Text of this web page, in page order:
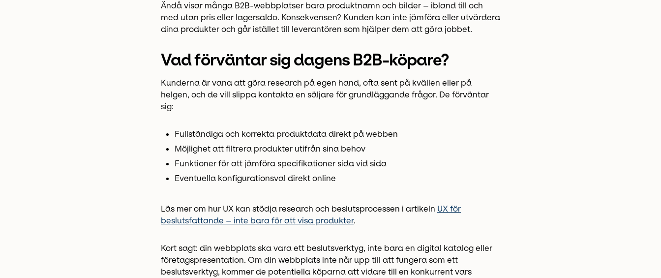
Ändå visar många B2B-webbplatser bara produktnamn och bilder – ibland till och
med utan pris eller lagersaldo. Konsekvensen? Kunden kan inte jämföra eller utvärdera
dina produkter och går istället till leverantören som hjälper dem att göra jobbet.
Vad förväntar sig dagens B2B-köpare?
Kunderna är vana att göra research på egen hand, ofta sent på kvällen eller på
helgen, och de vill slippa kontakta en säljare för grundläggande frågor. De förväntar
sig:
Fullständiga och korrekta produktdata direkt på webben
Möjlighet att filtrera produkter utifrån sina behov
Funktioner för att jämföra specifikationer sida vid sida
Eventuella konfigurationsval direkt online
Läs mer om hur UX kan stödja research och beslutsprocessen i artikeln UX för
beslutsfattande – inte bara för att visa produkter.
Kort sagt: din webbplats ska vara ett beslutsverktyg, inte bara en digital katalog eller
företagspresentation. Om din webbplats inte når upp till att fungera som ett
beslutsverktyg, kommer de potentiella köparna att vidare till en konkurrent vars